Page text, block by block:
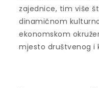
zajednice, tim više
dinamičnom
ekonomskom
mjesto društvenog i